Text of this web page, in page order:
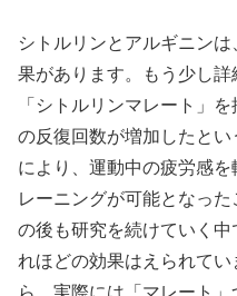
シトルリンとアルギニン
果があります。もう少し詳
「シトルリンマレート」
の反復回数が増加したと
により、運動中の疲労感
レーニングが可能となっ
の後も研究を続けていく
れほどの効果はえられて
ら、実際には「マレート